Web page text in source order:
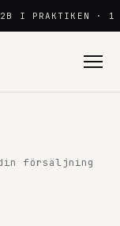
I PRAKTIKEN · 1
försäljning